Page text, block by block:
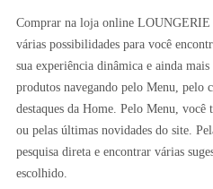
Comprar na loja online LOUNGERIE
várias possibilidades para você
sua experiência dinâmica e ainda
produtos navegando pelo Menu, pelo
destaques da Home. Pelo Menu, você
ou pelas últimas novidades do site.
pesquisa direta e encontrar várias
escolhido.